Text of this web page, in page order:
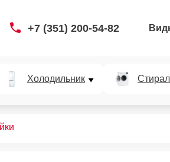
+7 (351) 200-54-82
Холодильник